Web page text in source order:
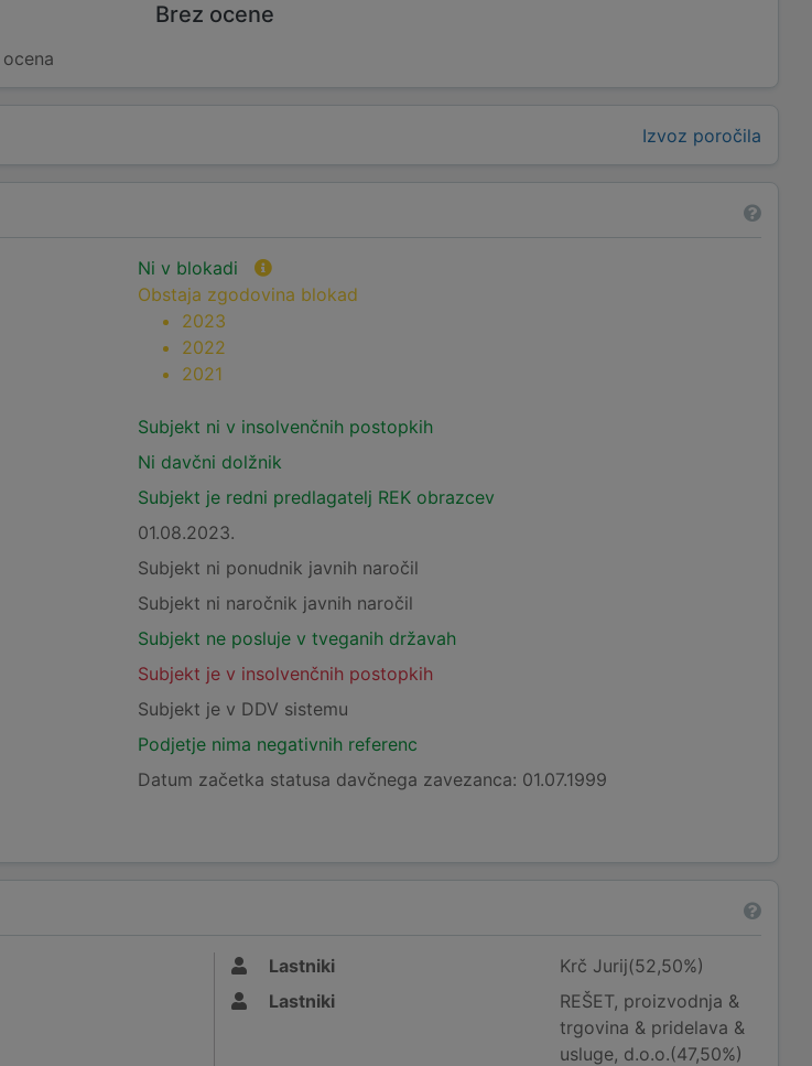
Izvoz poročila
Brez ocene
Ni v blokadi
Obstaja zgodovina blokad
2023
2022
2021
Subjekt ni v insolvenčnih postopkih
Ni davčni dolžnik
Subjekt je redni predlagatelj REK obrazcev
01.08.2023.
Subjekt ni ponudnik javnih naročil
Subjekt ni naročnik javnih naročil
Subjekt ne posluje v tveganih državah
Subjekt je v insolvenčnih postopkih
Subjekt je v DDV sistemu
Podjetje nima negativnih referenc
Datum začetka statusa davčnega zavezanca: 01.07.1999
Lastniki
Krč Jurij(52,50%)
Lastniki
REŠET, proizvodnja &
trgovina & pridelava &
usluge, d.o.o.(47,50%)